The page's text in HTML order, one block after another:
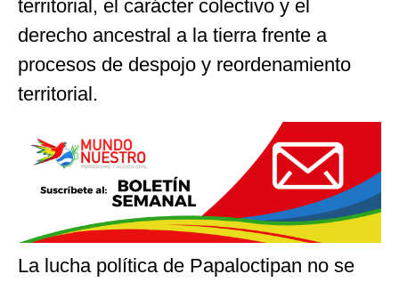
territorial, el carácter colectivo y el
derecho ancestral a la tierra frente a
procesos de despojo y reordenamiento
territorial.
La lucha política de Papaloctipan no se